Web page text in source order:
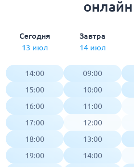
онлайн
Сегодня
13 июл
14:00
15:00
16:00
17:00
18:00
19:00
Завтра
14 июл
09:00
10:00
11:00
12:00
13:00
14:00